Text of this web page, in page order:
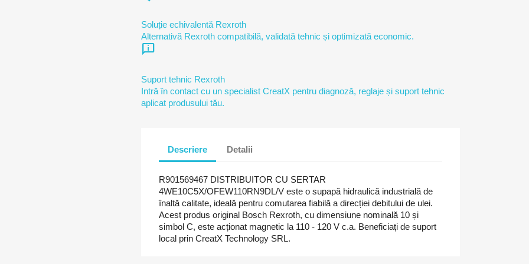
Soluție echivalentă Rexroth
Alternativă Rexroth compatibilă, validată tehnic și optimizată economic.
chat_info
Suport tehnic Rexroth
Intră în contact cu un specialist CreatX pentru diagnoză, reglaje și suport tehnic
aplicat produsului tău.
Descriere Detalii
R901569467 DISTRIBUITOR CU SERTAR
4WE10C5X/OFEW110RN9DL/V este o supapă hidraulică industrială de
înaltă calitate, ideală pentru comutarea fiabilă a direcției debitului de ulei.
Acest produs original Bosch Rexroth, cu dimensiune nominală 10 și
simbol C, este acționat magnetic la 110 - 120 V c.a. Beneficiați de suport
local prin CreatX Technology SRL.